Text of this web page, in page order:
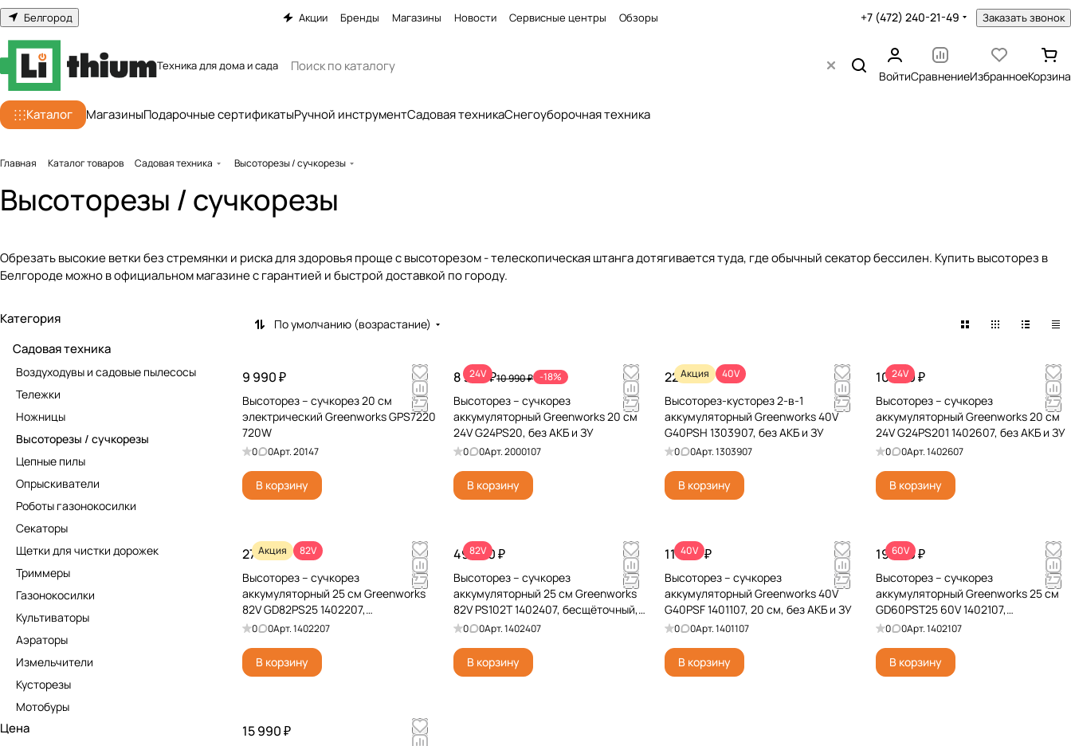
Белгород Акции Бренды Магазины Новости Сервисные центры Обзоры +7 (472) 240-21-49 Заказать звонок
Техника для дома и сада
ВойтиСравнениеИзбранноеКорзина
Каталог МагазиныПодарочные сертификатыРучной инструментСадовая техникаСнегоуборочная техника
Главная Каталог товаров Садовая техника Высоторезы / сучкорезы
Высоторезы / сучкорезы
Обрезать высокие ветки без стремянки и риска для здоровья проще с высоторезом - телескопическая штанга дотягивается туда, где обычный секатор бессилен. Купить высоторез в
Белгороде можно в официальном магазине с гарантией и быстрой доставкой по городу.
По умолчанию (возрастание)
9 990 ₽
Высоторез – сучкорез 20 см
электрический Greenworks GPS7220
720W
0 0Арт.20147
В корзину
24V
8 990 ₽10 990 ₽ -18%
Высоторез – сучкорез
аккумуляторный Greenworks 20 см
24V G24PS20, без АКБ и ЗУ
0 0Арт.2000107
В корзину
Акция 40V
22 990 ₽
Высоторез-кусторез 2-в-1
аккумуляторный Greenworks 40V
G40PSH 1303907, без АКБ и ЗУ
0 0Арт.1303907
В корзину
24V
10 990 ₽
Высоторез – сучкорез
аккумуляторный Greenworks 20 см
24V G24PS201 1402607, без АКБ и ЗУ
0 0Арт.1402607
В корзину
Акция 82V
27 990 ₽
Высоторез – cучкорез
аккумуляторный 25 см Greenworks
82V GD82PS25 1402207,
бесщёточный, без АКБ и ЗУ
0 0Арт.1402207
В корзину
82V
49 990 ₽
Высоторез – cучкорез
аккумуляторный 25 см Greenworks
82V PS102T 1402407, бесщёточный,
без АКБ и ЗУ
0 0Арт.1402407
В корзину
40V
11 990 ₽
Высоторез – cучкорез
аккумуляторный Greenworks 40V
G40PSF 1401107, 20 см, без АКБ и ЗУ
0 0Арт.1401107
В корзину
60V
19 990 ₽
Высоторез – cучкорез
аккумуляторный Greenworks 25 см
GD60PST25 60V 1402107,
бесщеточный, без АКБ и ЗУ
0 0Арт.1402107
В корзину
15 990 ₽
Категория
Садовая техника
Воздуходувы и садовые пылесосы
Тележки
Ножницы
Высоторезы / сучкорезы
Цепные пилы
Опрыскиватели
Роботы газонокосилки
Секаторы
Щетки для чистки дорожек
Триммеры
Газонокосилки
Культиваторы
Аэраторы
Измельчители
Кусторезы
Мотобуры
Цена